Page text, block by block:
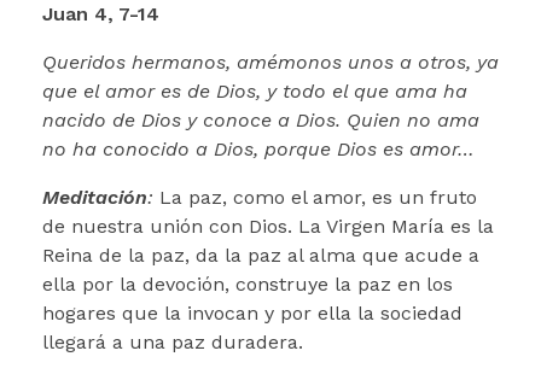
Juan 4, 7-14
Queridos hermanos, amémonos unos a otros, ya
que el amor es de Dios, y todo el que ama ha
nacido de Dios y conoce a Dios. Quien no ama
no ha conocido a Dios, porque Dios es amor…
Meditación: La paz, como el amor, es un fruto
de nuestra unión con Dios. La Virgen María es la
Reina de la paz, da la paz al alma que acude a
ella por la devoción, construye la paz en los
hogares que la invocan y por ella la sociedad
llegará a una paz duradera.